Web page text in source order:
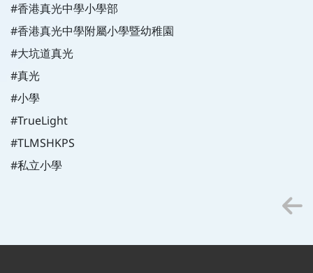
#香港真光中學小學部
#香港真光中學附屬小學暨幼稚園
#大坑道真光
#真光
#小學
#TrueLight
#TLMSHKPS
#私立小學